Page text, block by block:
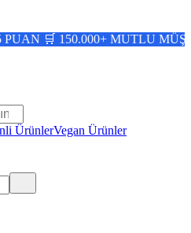
MUTLU MÜŞTERİ ✨
ÜrünlerVegan Ürünler